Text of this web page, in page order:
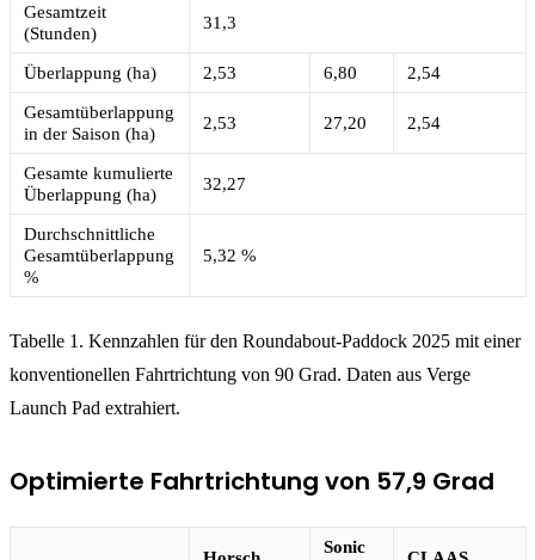
Gesamtzeit
(Stunden)
31,3
Überlappung (ha) 2,53 6,80
2,54
Gesamtüberlappung
in der Saison (ha)
2,53 27,20 2,54
Gesamte kumulierte
Überlappung (ha)
32,27
Durchschnittliche
Gesamtüberlappung
%
5,32 %
Tabelle 1. Kennzahlen für den Roundabout-Paddock 2025 mit einer
konventionellen Fahrtrichtung von 90 Grad. Daten aus Verge
Launch Pad extrahiert.
Optimierte Fahrtrichtung von 57,9 Grad
Sonic